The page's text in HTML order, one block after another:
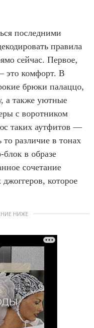
последними
правила
сейчас. Первое,
это комфорт. В
брюки палаццо,
а также уютные
с воротником
таких аутфитов —
то различие в тонах
в образе
сочетание
которое
НИЖЕ